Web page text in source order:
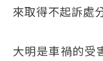
來取得不起訴處
大明是車禍的受